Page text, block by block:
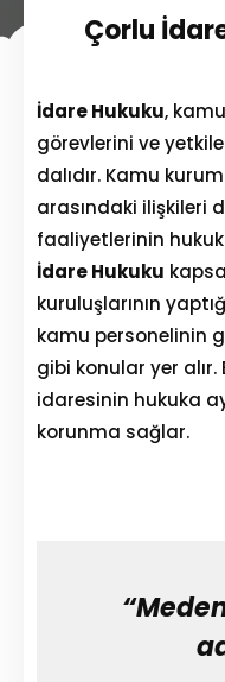
Çorlu
İdare Hukuku,
görevlerini ve
dalıdır. Kamu
arasındaki ilişkileri
faaliyetlerinin
İdare Hukuku
kuruluşlarının
kamu personelinin
gibi konular yer alır.
idaresinin hukuka
korunma sağlar.